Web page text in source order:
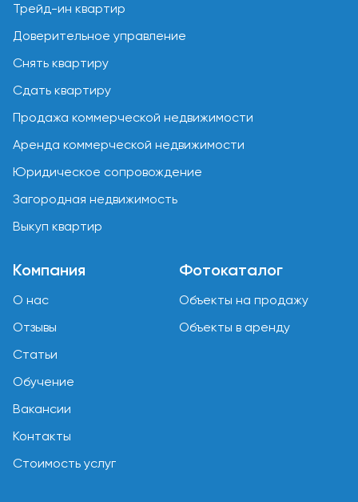
Трейд-ин квартир
Доверительное управление
Снять квартиру
Сдать квартиру
Продажа коммерческой недвижимости
Аренда коммерческой недвижимости
Юридическое сопровождение
Загородная недвижимость
Выкуп квартир
Компания
О нас
Отзывы
Статьи
Обучение
Вакансии
Контакты
Стоимость услуг
Фотокаталог
Объекты на продажу
Объекты в аренду